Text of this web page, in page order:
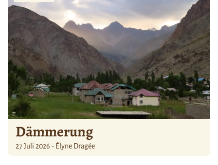
Dämmerung
27 Juli 2026 - Élyne Dragée